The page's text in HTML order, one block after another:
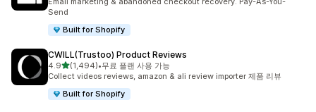
Send
Built for Shopify
CWILL(Trustoo) Product Reviews
4.9별 5개 중
(1,494)
총 리뷰 1494개
•무료 플랜 사용 가능
Collect videos reviews, amazon & ali review importer 제품 리뷰
Built for Shopify